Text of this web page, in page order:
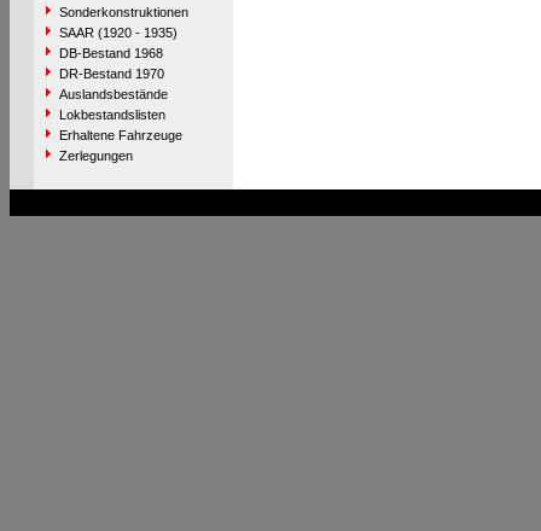
Sonderkonstruktionen
SAAR (1920 - 1935)
DB-Bestand 1968
DR-Bestand 1970
Auslandsbestände
Lokbestandslisten
Erhaltene Fahrzeuge
Zerlegungen